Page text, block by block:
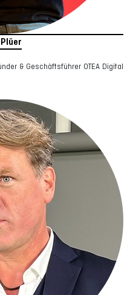
& Geschäftsführer OTEA Digital